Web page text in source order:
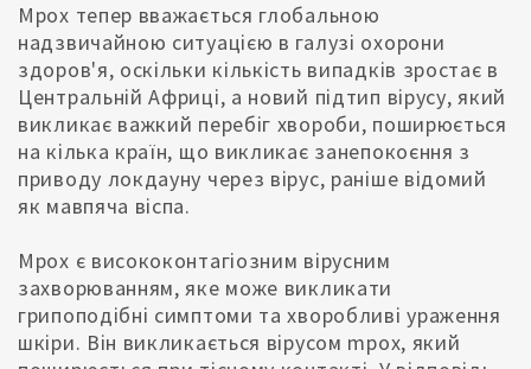
Mpox тепер вважається глобальною
надзвичайною ситуацією в галузі охорони
здоров'я, оскільки кількість випадків зростає в
Центральній Африці, а новий підтип вірусу, який
викликає важкий перебіг хвороби, поширюється
на кілька країн, що викликає занепокоєння з
приводу локдауну через вірус, раніше відомий
як мавпяча віспа.
Mpox є висококонтагіозним вірусним
захворюванням, яке може викликати
грипоподібні симптоми та хворобливі ураження
шкіри. Він викликається вірусом mpox, який